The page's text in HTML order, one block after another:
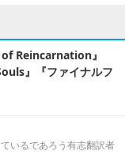
Reincarnation』
』『ファイナルフ
いるであろう有志翻訳者